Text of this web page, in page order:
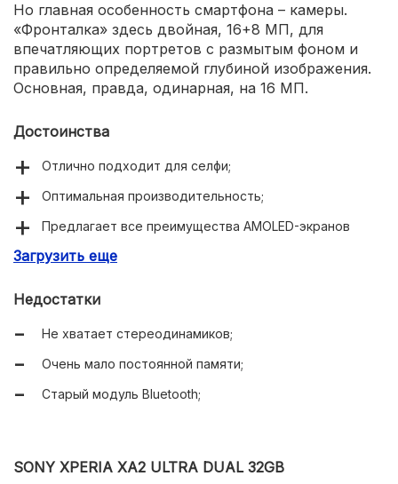
Но главная особенность смартфона – камеры.
«Фронталка» здесь двойная, 16+8 МП, для
впечатляющих портретов с размытым фоном и
правильно определяемой глубиной изображения.
Основная, правда, одинарная, на 16 МП.
Достоинства
Отлично подходит для селфи;
Оптимальная производительность;
Предлагает все преимущества AMOLED-экранов
Загрузить еще
Недостатки
Не хватает стереодинамиков;
Очень мало постоянной памяти;
Старый модуль Bluetooth;
SONY XPERIA XA2 ULTRA DUAL 32GB